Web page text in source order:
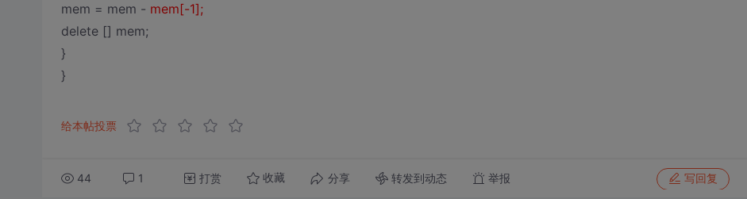
mem = mem - mem[-1];
delete [] mem;
}
}
给本帖投票
44 1 打赏 收藏 分享 转发到动态 举报 写回复